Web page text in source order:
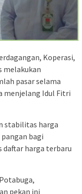
Koperasi,
melakukan
pasar selama
menjelang Idul Fitri
stabilitas harga
bagi
daftar harga terbaru
pekan ini